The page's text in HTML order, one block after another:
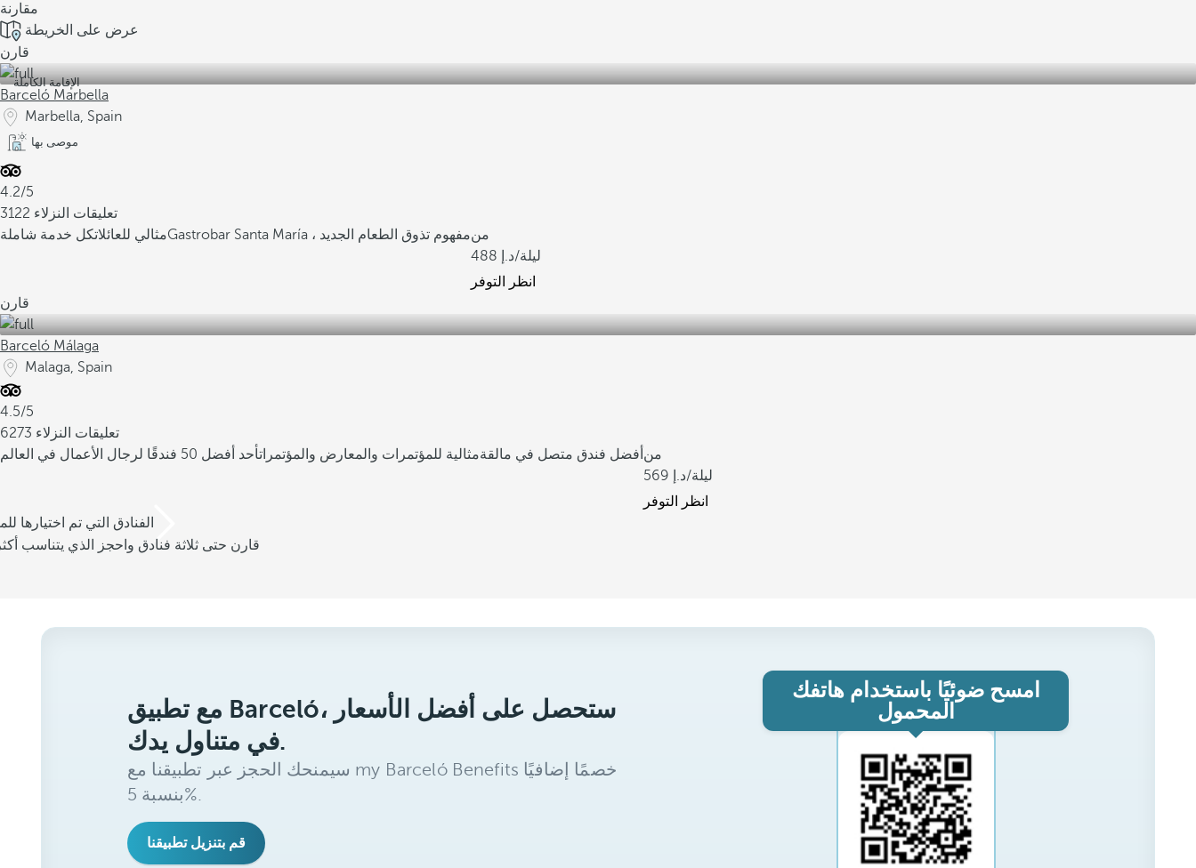
مقارنة
عرض على الخريطة
قارن
الإقامة الكاملة
Barceló Marbella
Marbella, Spain
موصى بها
4.2/5
3122 تعليقات النزلاء
مثالي للعائلاتكل خدمة شاملة Gastrobar Santa María ، مفهوم تذوق الطعام الجديدمن
488
/ليلة
انظر التوفر
قارن
Barceló Málaga
Malaga, Spain
4.5/5
6273 تعليقات النزلاء
أفضل فندق متصل في مالقةمثالية للمؤتمرات والمعارض والمؤتمراتأحد أفضل 50 فندقًا لرجال الأعمال في العالم
من
569
/ليلة
انظر التوفر
/3 الفنادق التي تم اختيارها
قارن حتى ثلاثة فنادق واحجز الذي يتناسب
مع تطبيق Barceló، ستحصل على أفضل الأسعار
في متناول يدك.
سيمنحك الحجز عبر تطبيقنا مع my Barceló Benefits خصمًا إضافيًا
بنسبة 5%.
قم بتنزيل تطبيقنا
امسح ضوئيًا باستخدام هاتفك
المحمول